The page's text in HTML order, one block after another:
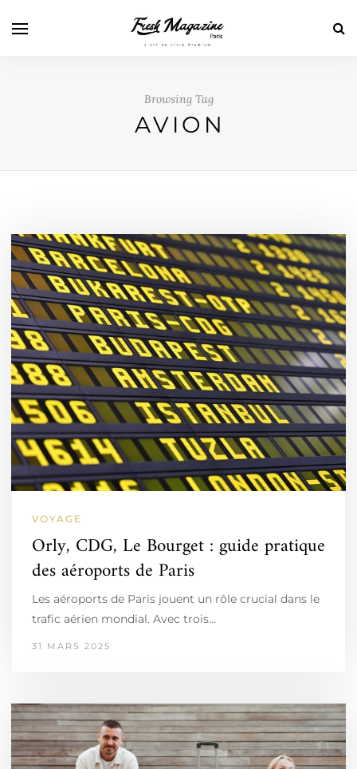
Browsing Tag
AVION
VOYAGE
Orly, CDG, Le Bourget : guide pratique
des aéroports de Paris
Les aéroports de Paris jouent un rôle crucial dans le
trafic aérien mondial. Avec trois…
31 MARS 2025